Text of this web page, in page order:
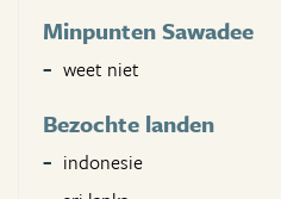
Minpunten Sawadee
weet niet
Bezochte landen
indonesie